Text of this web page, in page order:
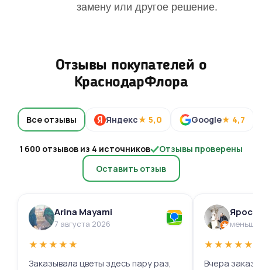
замену или другое решение.
Отзывы покупателей о
КраснодарФлора
Все отзывы Яндекс★ 5,0 Google★ 4,7
1 600 отзывов из 4 источников
Отзывы проверены
Оставить отзыв
Arina Mayami
7 августа 2026
★★★★★
Заказывала цветы здесь пару раз,
меньше
★★★★★
Вчера